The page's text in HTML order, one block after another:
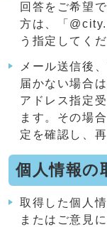
回答をご希望
方は、「
う指定してくだ
メール送信後
届かない場合
アドレス指定
ます。その場
定を確認し、
個人情報の
取得した個人
またはご意見